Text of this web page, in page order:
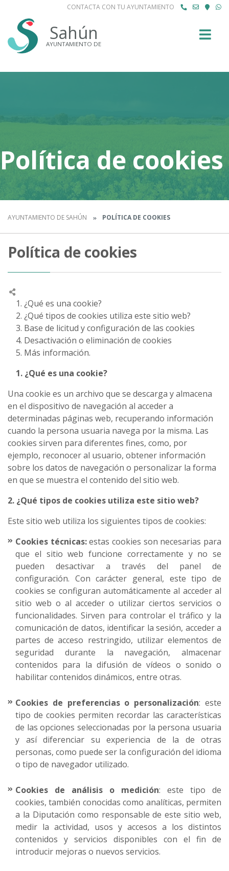
CONTACTA CON TU AYUNTAMIENTO
Sahún
AYUNTAMIENTO DE
Política de cookies
AYUNTAMIENTO DE SAHÚN POLÍTICA DE COOKIES
Política de cookies
1. ¿Qué es una cookie?
2. ¿Qué tipos de cookies utiliza este sitio web?
3. Base de licitud y configuración de las cookies
4. Desactivación o eliminación de cookies
5. Más información.
1. ¿Qué es una cookie?
Una cookie es un archivo que se descarga y almacena
en el dispositivo de navegación al acceder a
determinadas páginas web, recuperando información
cuando la persona usuaria navega por la misma. Las
cookies sirven para diferentes fines, como, por
ejemplo, reconocer al usuario, obtener información
sobre los datos de navegación o personalizar la forma
en que se muestra el contenido del sitio web.
2. ¿Qué tipos de cookies utiliza este sitio web?
Este sitio web utiliza los siguientes tipos de cookies:
Cookies técnicas:estas cookies son necesarias para
que el sitio web funcione correctamente y no se
pueden desactivar a través del panel de
configuración. Con carácter general, este tipo de
cookies se configuran automáticamente al acceder al
sitio web o al acceder o utilizar ciertos servicios o
funcionalidades. Sirven para controlar el tráfico y la
comunicación de datos, identificar la sesión, acceder a
partes de acceso restringido, utilizar elementos de
seguridad durante la navegación, almacenar
contenidos para la difusión de vídeos o sonido o
habilitar contenidos dinámicos, entre otras.
Cookies de preferencias o personalización: este
tipo de cookies permiten recordar las características
de las opciones seleccionadas por la persona usuaria
y así diferenciar su experiencia de la de otras
personas, como puede ser la configuración del idioma
o tipo de navegador utilizado.
Cookies de análisis o medición: este tipo de
cookies, también conocidas como analíticas, permiten
a la Diputación como responsable de este sitio web,
medir la actividad, usos y accesos a los distintos
contenidos y servicios disponibles con el fin de
introducir mejoras o nuevos servicios.